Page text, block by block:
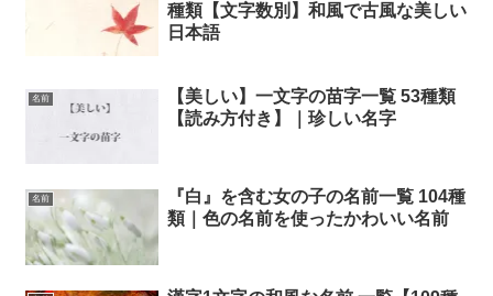
種類【文字数別】和風で古風な美しい
日本語
名前
【美しい】一文字の苗字一覧 53種類
【読み方付き】｜珍しい名字
名前
『白』を含む女の子の名前一覧 104種
類｜色の名前を使ったかわいい名前